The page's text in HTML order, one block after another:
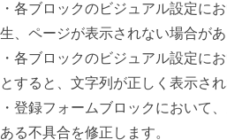
・各ブロックのビジュアル設定に
生、ページが表示されない場合が
・各ブロックのビジュアル設定に
とすると、文字列が正しく表示さ
・登録フォームブロックにおいて
ある不具合を修正します。